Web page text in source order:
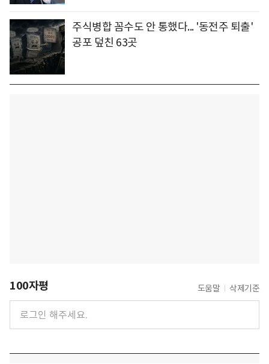
주식병합 꼼수도 안 통했다... '동전주 퇴출'
공포 덮친 63곳
100자평 도움말 삭제기준